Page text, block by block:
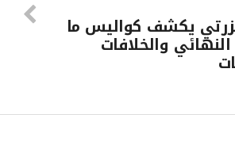
يكشف كواليس ما
والخلافات